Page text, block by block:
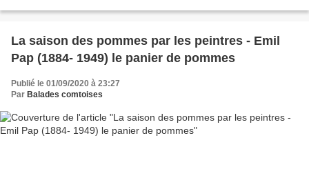
La saison des pommes par les peintres - Emil
Pap (1884- 1949) le panier de pommes
Publié le 01/09/2020 à 23:27
Par Balades comtoises